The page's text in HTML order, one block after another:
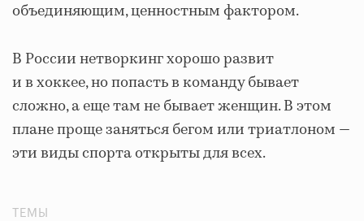
объединяющим, ценностным фактором.
В России нетворкинг хорошо развит
и в хоккее, но попасть в команду бывает
сложно, а еще там не бывает женщин. В этом
плане проще заняться бегом или триатлоном —
эти виды спорта открыты для всех.
ТЕМЫ